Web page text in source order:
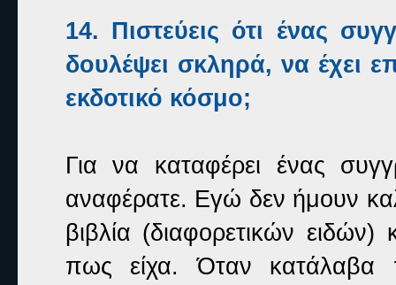
14. Πιστεύεις ότι ένας
δουλέψει σκληρά, να έχει
εκδοτικό κόσμο;
Για να καταφέρει ένας
αναφέρατε. Εγώ δεν ήμουν
βιβλία (διαφορετικών
πως είχα. Όταν